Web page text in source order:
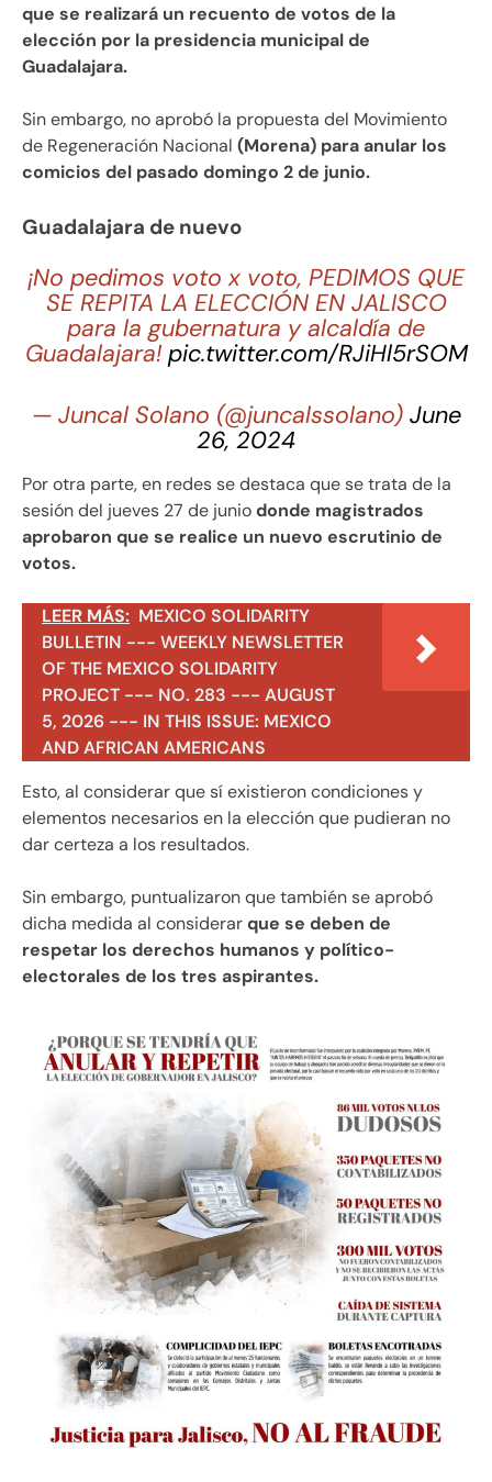
que se realizará un recuento de votos de la
elección por la presidencia municipal de
Guadalajara.
Sin embargo, no aprobó la propuesta del Movimiento
de Regeneración Nacional (Morena) para anular los
comicios del pasado domingo 2 de junio.
Guadalajara de nuevo
¡No pedimos voto x voto, PEDIMOS QUE
SE REPITA LA ELECCIÓN EN JALISCO
para la gubernatura y alcaldía de
Guadalajara!pic.twitter.com/RJiHl5rSOM
— Juncal Solano (@juncalssolano) June
26, 2024
Por otra parte, en redes se destaca que se trata de la
sesión del jueves 27 de juniodonde magistrados
aprobaron que se realice un nuevo escrutinio de
votos.
LEER MÁS: MEXICO SOLIDARITY
BULLETIN --- WEEKLY NEWSLETTER
OF THE MEXICO SOLIDARITY
PROJECT --- NO. 283 --- AUGUST
5, 2026 --- IN THIS ISSUE: MEXICO
AND AFRICAN AMERICANS
Esto, al considerar que sí existieron condiciones y
elementos necesarios en la elección que pudieran no
dar certeza a los resultados.
Sin embargo, puntualizaron que también se aprobó
dicha medida al considerarque se deben de
respetar los derechos humanos y político-
electorales de los tres aspirantes.